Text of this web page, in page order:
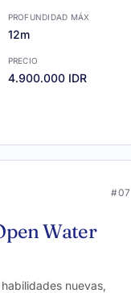
PROFUNDIDAD MÁX
12m
PRECIO
4.900.000 IDR
#07
Water
nuevas,